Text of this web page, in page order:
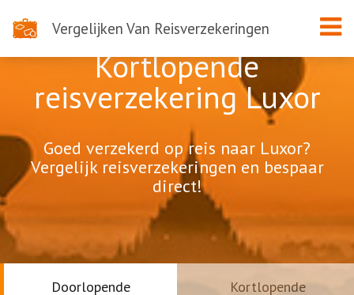
Vergelijken Van Reisverzekeringen
Kortlopende
reisverzekering Luxor
Goed verzekerd op reis naar Luxor?
Vergelijk reisverzekeringen en bespaar
direct!
Doorlopende
Kortlopende